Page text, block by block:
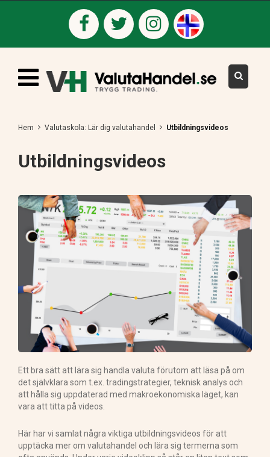
Hem Valutaskola: Lär dig valutahandel Utbildningsvideos
Utbildningsvideos
Ett bra sätt att lära sig handla valuta förutom att läsa på om
det självklara som t.ex. tradingstrategier, teknisk analys och
att hålla sig uppdaterad med makroekonomiska läget, kan
vara att titta på videos.
Här har vi samlat några viktiga utbildningsvideos för att
upptäcka mer om valutahandel och lära sig termerna som